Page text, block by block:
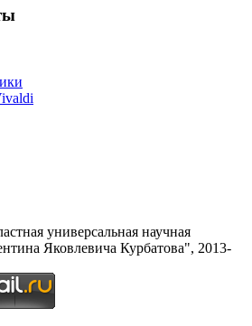
универсальная научная
Яковлевича Курбатова", 2013-